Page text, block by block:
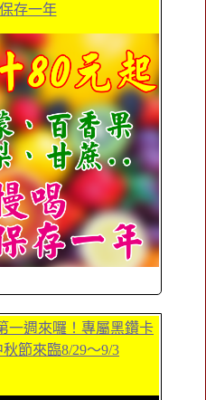
存一年
一週來囉！專屬黑鑽卡
節來臨8/29～9/3